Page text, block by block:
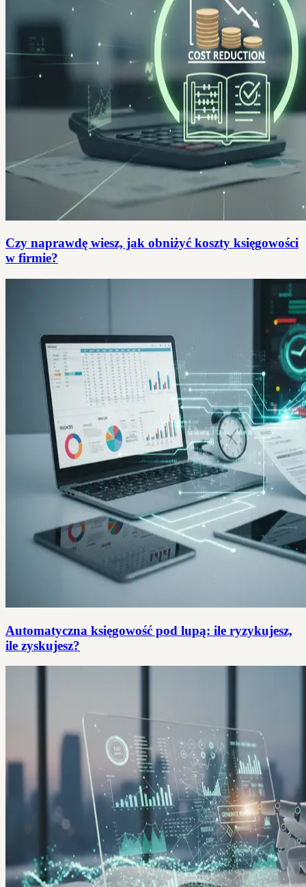
Czy naprawdę wiesz, jak obniżyć koszty księgowości
w firmie?
Automatyczna księgowość pod lupą: ile ryzykujesz,
ile zyskujesz?